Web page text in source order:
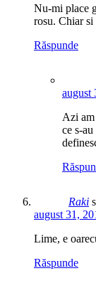
Nu-mi place
rosu. Chiar
Răspunde
august
Azi
ce s-
Raki
august 31,
Lime, e
Răspunde